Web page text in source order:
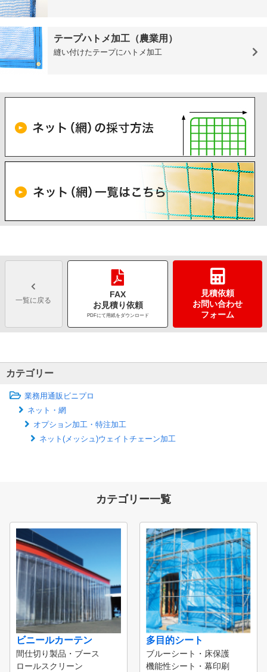
テープハトメ加工（農業用）
縫い付けたテープにハトメ加工
一覧に戻る
FAX
お見積り依頼
PDFにて用紙をダウンロード
見積依頼
お問い合わせ
フォーム
カテゴリー
業務用通販ビニプロ
ネット・網
オプション加工・特注加工
ネット(メッシュ)ウェイトチェーン加工
カテゴリー一覧
ビニールカーテン
間仕切り製品・ブース
ロールスクリーン
多目的シート
ブルーシート・床保護
機能性シート・幕印刷